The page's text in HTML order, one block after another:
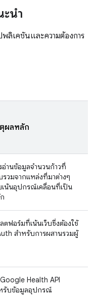
นำ
ลิเคชันและความต้องการ
ผลหลัก
อ่านข้อมูลจำนวนก้าวที่
รวมจากแหล่งที่มาต่างๆ
เน้นอุปกรณ์เคลื่อนที่เป็น
ตฟอร์มที่เน้นเว็บซึ่งต้องใช้
สำหรับการผสานรวมผู้
Health API
รับข้อมูลอุปกรณ์